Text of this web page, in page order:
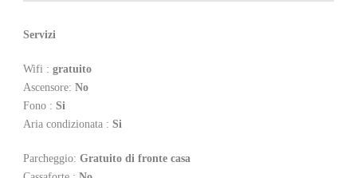
Servizi
Wifi : gratuito
Ascensore: No
Fono : Si
Aria condizionata : Si
Parcheggio: Gratuito di fronte casa